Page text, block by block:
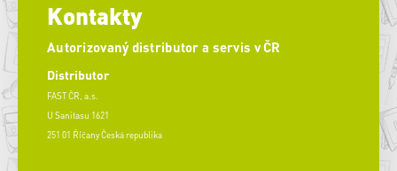
Kontakty
Autorizovaný distributor a servis v ČR
Distributor
FAST ČR, a.s.
U Sanitasu 1621
251 01 Říčany Česká republika